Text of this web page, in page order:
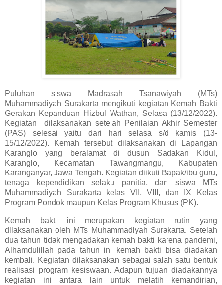
Puluhan siswa Madrasah Tsanawiyah (MTs)
Muhammadiyah Surakarta mengikuti kegiatan Kemah Bakti
Gerakan Kepanduan Hizbul Wathan, Selasa (13/12/2022).
Kegiatan dilaksanakan setelah Penilaian Akhir Semester
(PAS) selesai yaitu dari hari selasa s/d kamis (13-
15/12/2022). Kemah tersebut dilaksanakan di Lapangan
Karanglo yang beralamat di dusun Sadakan Kidul,
Karanglo, Kecamatan Tawangmangu, Kabupaten
Karanganyar, Jawa Tengah. Kegiatan diikuti Bapak/ibu guru,
tenaga kependidikan selaku panitia, dan siswa MTs
Muhammadiyah Surakarta kelas VII, VIII, dan IX Kelas
Program Pondok maupun Kelas Program Khusus (PK).
Kemah bakti ini merupakan kegiatan rutin yang
dilaksanakan oleh MTs Muhammadiyah Surakarta. Setelah
dua tahun tidak mengadakan kemah bakti karena pandemi,
Alhamdulillah pada tahun ini kemah bakti bisa diadakan
kembali. Kegiatan dilaksanakan sebagai salah satu bentuk
realisasi program kesiswaan. Adapun tujuan diadakannya
kegiatan ini antara lain untuk melatih kemandirian,